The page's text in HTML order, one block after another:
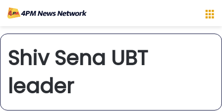
Shiv Sena UBT
leader